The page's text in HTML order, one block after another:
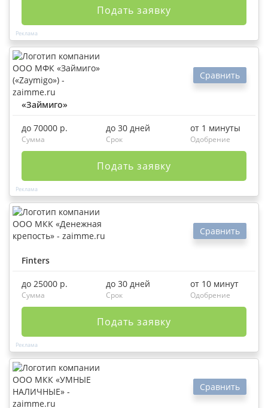
Подать заявку
«Займиго»
Сравнить
до 70000 р.
Сумма
до 30 дней
Срок
от 1 минуты
Одобрение
Подать заявку
Finters
Сравнить
до 25000 р.
Сумма
до 30 дней
Срок
от 10 минут
Одобрение
Подать заявку
Сравнить